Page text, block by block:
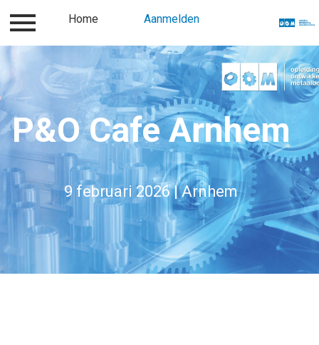
Over ons
Contact
Inloggen Home Aanmelden
P&O Cafe Arnhem
9 februari 2026 | Arnhem